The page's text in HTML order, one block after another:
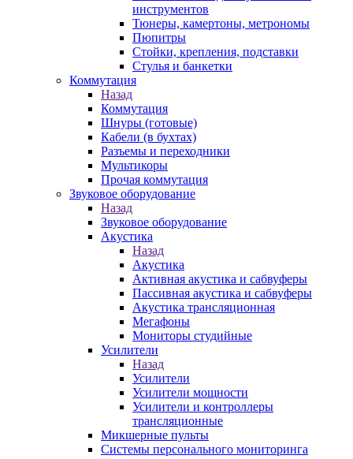
инструментов
Тюнеры, камертоны, метрономы
Пюпитры
Стойки, крепления, подставки
Стулья и банкетки
Коммутация
Назад
Коммутация
Шнуры (готовые)
Кабели (в бухтах)
Разъемы и переходники
Мультикоры
Прочая коммутация
Звуковое оборудование
Назад
Звуковое оборудование
Акустика
Назад
Акустика
Активная акустика и сабвуферы
Пассивная акустика и сабвуферы
Акустика трансляционная
Мегафоны
Мониторы студийные
Усилители
Назад
Усилители
Усилители мощности
Усилители и контроллеры
трансляционные
Микшерные пульты
Системы персонального мониторинга